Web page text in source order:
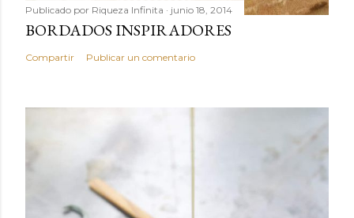
Publicado por Riqueza Infinita junio 18, 2014
BORDADOS INSPIRADORES
Compartir Publicar un comentario